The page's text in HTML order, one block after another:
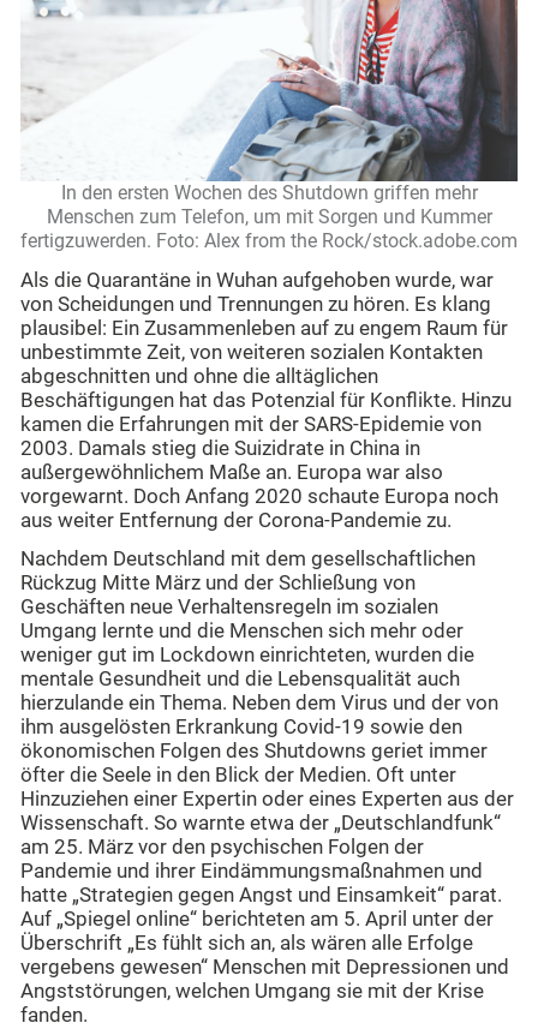
In den ersten Wochen des Shutdown griffen mehr
Menschen zum Telefon, um mit Sorgen und Kummer
fertigzuwerden. Foto: Alex from the Rock/stock.adobe.com
Als die Quarantäne in Wuhan aufgehoben wurde, war
von Scheidungen und Trennungen zu hören. Es klang
plausibel: Ein Zusammenleben auf zu engem Raum für
unbestimmte Zeit, von weiteren sozialen Kontakten
abgeschnitten und ohne die alltäglichen
Beschäftigungen hat das Potenzial für Konflikte. Hinzu
kamen die Erfahrungen mit der SARS-Epidemie von
2003. Damals stieg die Suizidrate in China in
außergewöhnlichem Maße an. Europa war also
vorgewarnt. Doch Anfang 2020 schaute Europa noch
aus weiter Entfernung der Corona-Pandemie zu.
Nachdem Deutschland mit dem gesellschaftlichen
Rückzug Mitte März und der Schließung von
Geschäften neue Verhaltensregeln im sozialen
Umgang lernte und die Menschen sich mehr oder
weniger gut im Lockdown einrichteten, wurden die
mentale Gesundheit und die Lebensqualität auch
hierzulande ein Thema. Neben dem Virus und der von
ihm ausgelösten Erkrankung Covid-19 sowie den
ökonomischen Folgen des Shutdowns geriet immer
öfter die Seele in den Blick der Medien. Oft unter
Hinzuziehen einer Expertin oder eines Experten aus der
Wissenschaft. So warnte etwa der „Deutschlandfunk“
am 25. März vor den psychischen Folgen der
Pandemie und ihrer Eindämmungsmaßnahmen und
hatte „Strategien gegen Angst und Einsamkeit“ parat.
Auf „Spiegel online“ berichteten am 5. April unter der
Überschrift „Es fühlt sich an, als wären alle Erfolge
vergebens gewesen“ Menschen mit Depressionen und
Angststörungen, welchen Umgang sie mit der Krise
fanden.